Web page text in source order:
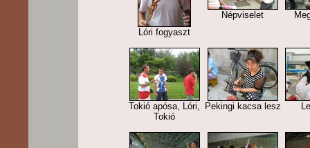
Lóri fogyaszt
Népviselet
Tokió apósa, Lóri,
Tokió
Pekingi kacsa lesz